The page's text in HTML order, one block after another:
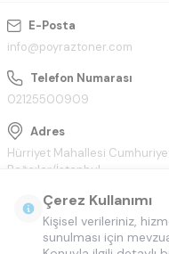
E-Posta
info@poyraztoner.com
Telefon Numarası
02125500909
Adres
Hürriyet Mahallesi
Bağcılar/İstanbul
Çerez Kullanımı
Kişisel verileriniz,
sunulması için